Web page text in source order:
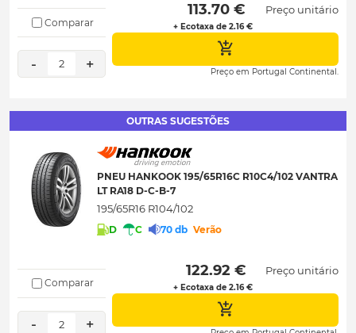
Comparar
- 2 +
113.70 €
+ Ecotaxa de 2.16 €
Preço unitário
Preço em Portugal Continental.
OUTRAS SUGESTÕES
PNEU HANKOOK 195/65R16C R10C4/102 VANTRA
LT RA18 D-C-B-7
195/65R16 R104/102
D C 70 db Verão
Comparar
- 2 +
122.92 €
+ Ecotaxa de 2.16 €
Preço unitário